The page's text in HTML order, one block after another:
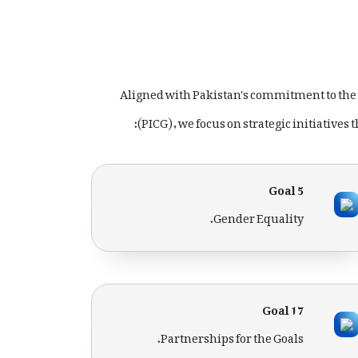
Aligned with Pakistan's commitment to
(PICG), we focus on strategic
Goal 5
Gender Equality.
Goal 17
Partnerships for the Goals.